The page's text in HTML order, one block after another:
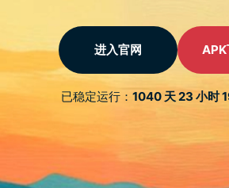
长时间使用 Windows 下来，电脑都会有很
了方便清理与腾出更多储存空间，很多人都
Disk Cleaner 之类的应用程式，不过前者几
黑名单，安全性上或多或少都会担心，好消
太久的时间就会见到。